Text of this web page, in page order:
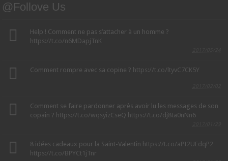
@Follove Us
Help ! Comment ne pas s’attacher à un homme ?
https://t.co/n6MDapjTnK
Comment rompre avec sa copine ? https://t.co/ltyvC7CK5Y
Comment se faire pardonner après avoir lu les messages de son
copain ? https://t.co/wqsyizCseQ https://t.co/dj8ta0nNn6
8 idées cadeaux pour la Saint-Valentin https://t.co/aPI2UEdqP2
https://t.co/BPYCt1jTnr